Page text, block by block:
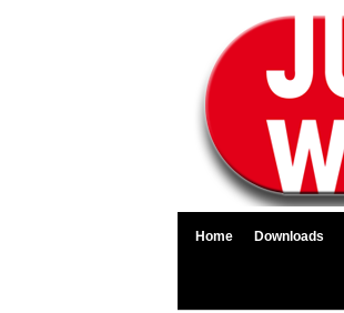
Home Downloads